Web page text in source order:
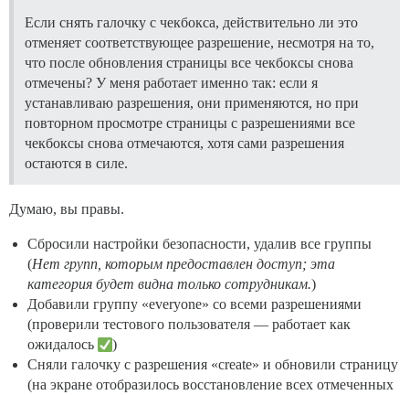
Если снять галочку с чекбокса, действительно ли это
отменяет соответствующее разрешение, несмотря на то,
что после обновления страницы все чекбоксы снова
отмечены? У меня работает именно так: если я
устанавливаю разрешения, они применяются, но при
повторном просмотре страницы с разрешениями все
чекбоксы снова отмечаются, хотя сами разрешения
остаются в силе.
Думаю, вы правы.
Сбросили настройки безопасности, удалив все группы
(Нет групп, которым предоставлен доступ; эта
категория будет видна только сотрудникам.)
Добавили группу «everyone» со всеми разрешениями
(проверили тестового пользователя — работает как
ожидалось
)
Сняли галочку с разрешения «create» и обновили страницу
(на экране отобразилось восстановление всех отмеченных